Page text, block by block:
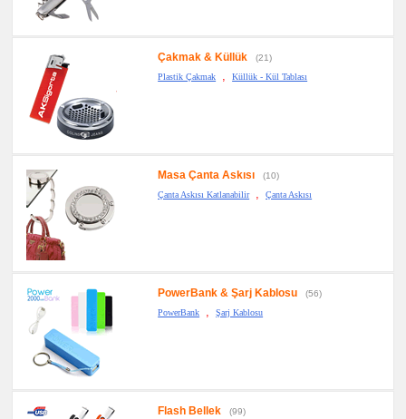
Çakmak & Küllük
(21)
Plastik Çakmak
, Küllük - Kül Tablası
Masa Çanta Askısı
(10)
Çanta Askısı Katlanabilir
, Çanta Askısı
PowerBank & Şarj Kablosu
(56)
PowerBank
, Şarj Kablosu
Flash Bellek
(99)